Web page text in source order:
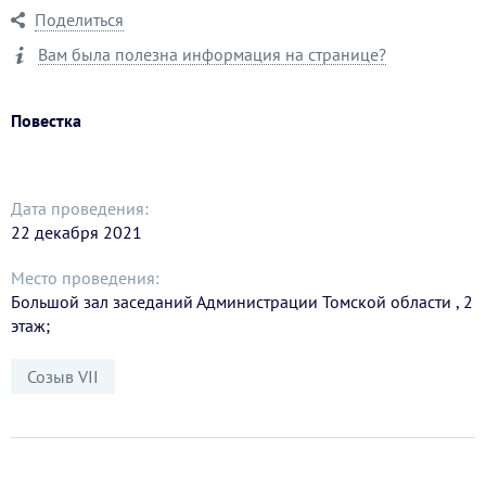
Поделиться
Вам была полезна информация на странице?
Повестка
Дата проведения:
22 декабря 2021
Место проведения:
Большой зал заседаний Администрации Томской области , 2
этаж;
Созыв VII